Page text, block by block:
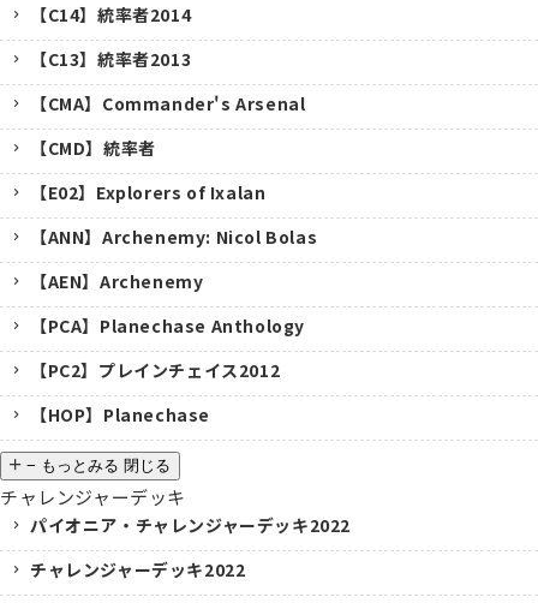
【C14】統率者2014
【C13】統率者2013
【CMA】Commander's Arsenal
【CMD】統率者
【E02】Explorers of Ixalan
【ANN】Archenemy: Nicol Bolas
【AEN】Archenemy
【PCA】Planechase Anthology
【PC2】プレインチェイス2012
【HOP】Planechase
− もっとみる 閉じる
チャレンジャーデッキ
パイオニア・チャレンジャーデッキ2022
チャレンジャーデッキ2022